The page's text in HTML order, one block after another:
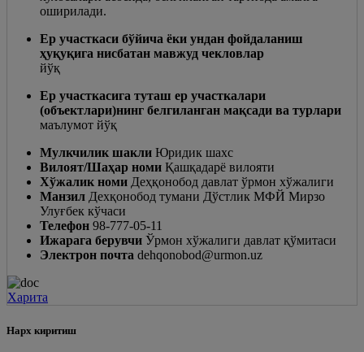
оширилади.
Ер участкаси бўйича ёки ундан фойдаланиш
ҳуқуқига нисбатан мавжуд чекловлар
йўқ
Ер участкасига туташ ер участкалари
(объектлари)нинг белгиланган мақсади ва турлари
маълумот йўқ
Мулкчилик шакли Юридик шахс
Вилоят/Шаҳар номи Қашқадарё вилояти
Хўжалик номи Деҳқонобод давлат ўрмон хўжалиги
Манзил Дехқонобод тумани Дўстлик МФЙ Мирзо
Улуғбек кўчаси
Телефон 98-777-05-11
Ижарага берувчи Ўрмон хўжалиги давлат қўмитаси
Электрон почта dehqonobod@urmon.uz
Харита
Нарх киритиш